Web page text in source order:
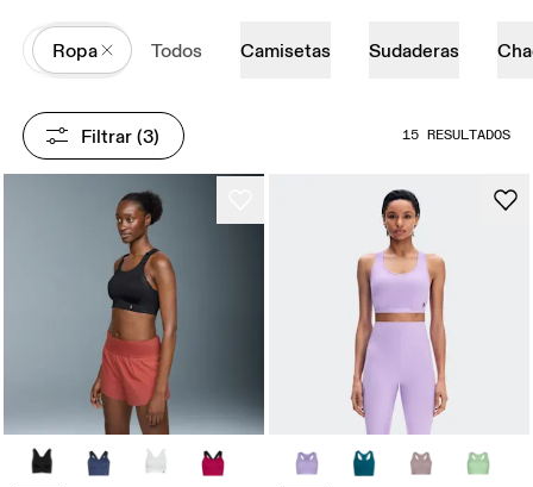
All
Ropa Todos Camisetas Sudaderas
Filtrar (3) 15 RESULTADOS